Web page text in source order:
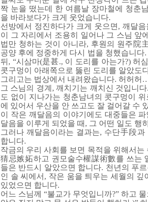
짝 눈을 떴는데 한 여름날 장마철에 청춘
을 바라보다가 크게 웃었습니다.
선방에서 정진하다가 크게 웃으면, 깨달
이 그 자리에서 조용히 일어나 그 스님 앞
법만 청하는 것이 아니라, 후원의 원주院
공양 후에 정중하게 다시 법을 청했습니
뒤, “시삼마(是甚., 이 도리를 아는가?) 허
콧구멍이 아래쪽으로 뚫린 도리를 알았도
그리고는 법상에서 내려왔습니다. 허허허
그 스님의 경계, 깨치기는 깨치신 것입니
도 없이 지나가는 청춘남녀의 콧구멍이
에 있어서 우산을 안 쓰고도 잘 걸어갈 수
이 작은 깨달음의 이야기에도 대중들은
달음을 이루게 되었을 때, 그 어떤 일도 행
그러나 깨달음이라는 결과는, 수단手段
합니다.
작금의 우리 사회를 보면 목적을 위해서
猜忌嫉妬하고 권모술수權謀術數를 쓰는
들은 반드시 알았으면 합니다. 천년의 푸
인 솔 씨에서, 작은 움을 틔우는 세월의
있었으면 합니다.
어느 스님께 “불교가 무엇입니까?” 하고